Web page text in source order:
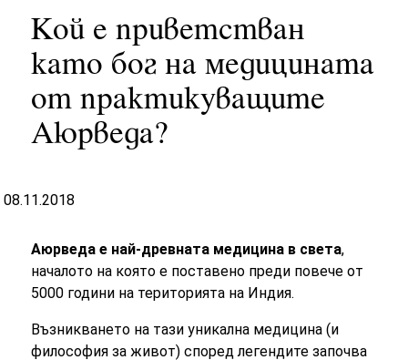
Кой е приветстван
като бог на медицината
от практикуващите
Аюрведа?
08.11.2018
Аюрведа е най-древната медицина в света,
началото на която е поставено преди повече от
5000 години на територията на Индия.
Възникването на тази уникална медицина (и
философия за живот) според легендите започва